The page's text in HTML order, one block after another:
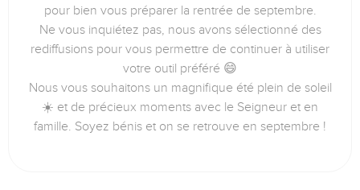
pour bien vous préparer la rentrée de septembre.
Ne vous inquiétez pas, nous avons sélectionné des
rediffusions pour vous permettre de continuer à utiliser
votre outil préféré 😄
Nous vous souhaitons un magnifique été plein de soleil
☀️ et de précieux moments avec le Seigneur et en
famille. Soyez bénis et on se retrouve en septembre !